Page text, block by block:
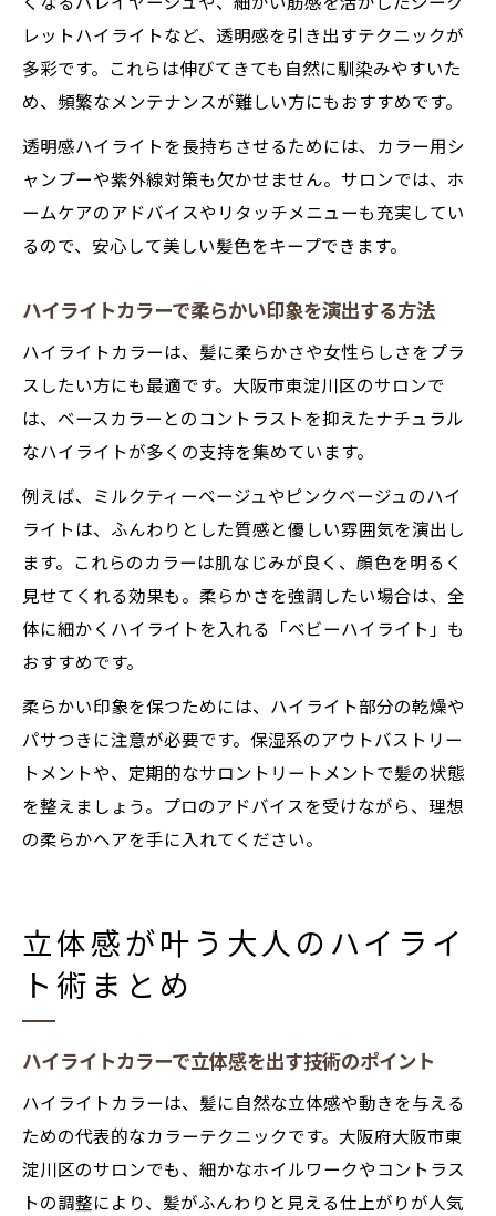
レットハイライトなど、透明感を引き出すテクニックが
多彩です。これらは伸びてきても自然に馴染みやすいた
め、頻繁なメンテナンスが難しい方にもおすすめです。
透明感ハイライトを長持ちさせるためには、カラー用シ
ャンプーや紫外線対策も欠かせません。サロンでは、ホ
ームケアのアドバイスやリタッチメニューも充実してい
るので、安心して美しい髪色をキープできます。
ハイライトカラーで柔らかい印象を演出する方法
ハイライトカラーは、髪に柔らかさや女性らしさをプラ
スしたい方にも最適です。大阪市東淀川区のサロンで
は、ベースカラーとのコントラストを抑えたナチュラル
なハイライトが多くの支持を集めています。
例えば、ミルクティーベージュやピンクベージュのハイ
ライトは、ふんわりとした質感と優しい雰囲気を演出し
ます。これらのカラーは肌なじみが良く、顔色を明るく
見せてくれる効果も。柔らかさを強調したい場合は、全
体に細かくハイライトを入れる「ベビーハイライト」も
おすすめです。
柔らかい印象を保つためには、ハイライト部分の乾燥や
パサつきに注意が必要です。保湿系のアウトバストリー
トメントや、定期的なサロントリートメントで髪の状態
を整えましょう。プロのアドバイスを受けながら、理想
の柔らかヘアを手に入れてください。
立体感が叶う大人のハイライ
ト術まとめ
ハイライトカラーで立体感を出す技術のポイント
ハイライトカラーは、髪に自然な立体感や動きを与える
ための代表的なカラーテクニックです。大阪府大阪市東
淀川区のサロンでも、細かなホイルワークやコントラス
トの調整により、髪がふんわりと見える仕上がりが人気